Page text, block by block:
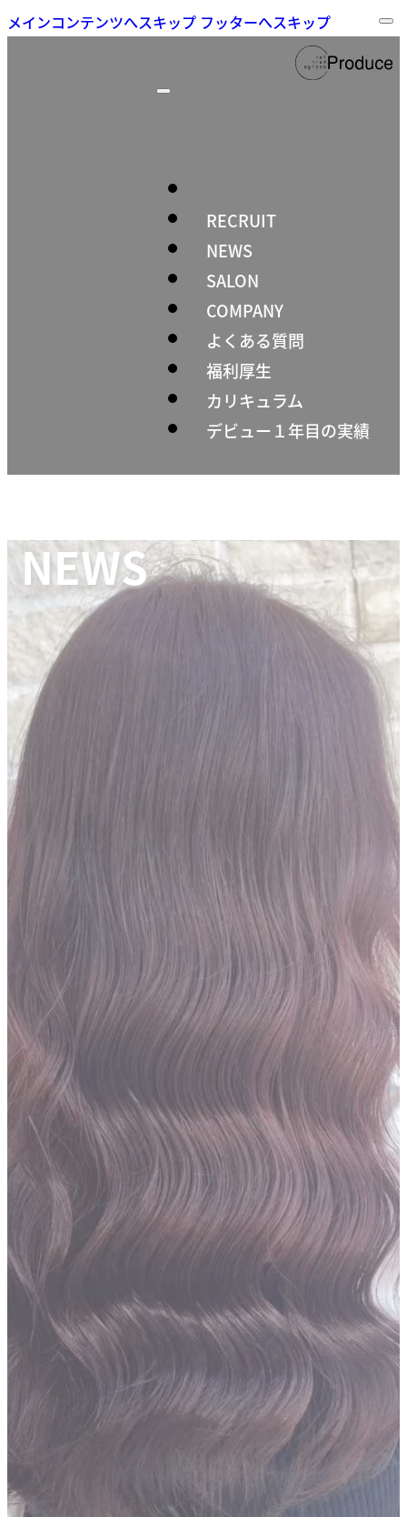
メインコンテンツへスキップ フッターへスキップ
RECRUIT
NEWS
SALON
COMPANY
よくある質問
福利厚生
カリキュラム
デビュー１年目の実績
NEWS